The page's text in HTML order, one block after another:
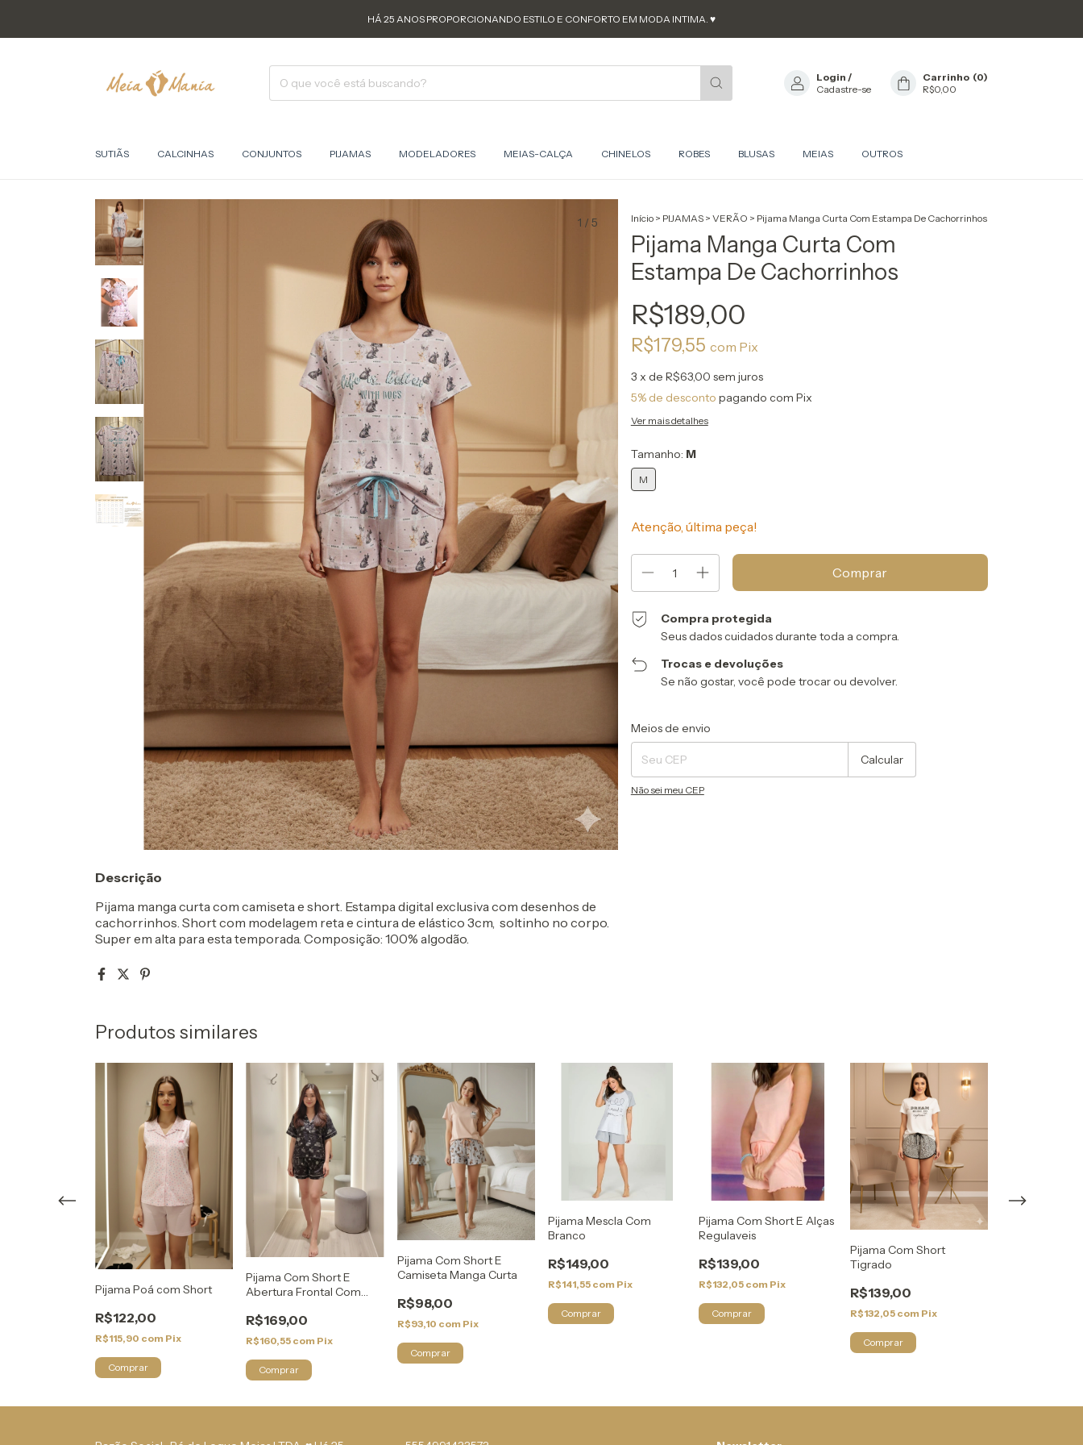
HÁ 25 ANOS PROPORCIONANDO ESTILO E CONFORTO EM MODA INTIMA. ♥
Login /
Cadastre-se
Carrinho (0)
R$0,00
SUTIÃS CALCINHAS CONJUNTOS PIJAMAS MODELADORES MEIAS-CALÇA CHINELOS ROBES BLUSAS MEIAS OUTROS
1 / 5 Início > PIJAMAS > VERÃO > Pijama Manga Curta Com Estampa De Cachorrinhos
Pijama Manga Curta Com
Estampa De Cachorrinhos
R$189,00
R$179,55 com Pix
3 x de R$63,00 sem juros
5% de desconto pagando com Pix
Ver mais detalhes
Tamanho: M
M
Atenção, última peça!
Compra protegida
Seus dados cuidados durante toda a compra.
Trocas e devoluções
Se não gostar, você pode trocar ou devolver.
Entregas para o CEP:
Meios de envio
Calcular
Não sei meu CEP
Descrição
Pijama manga curta com camiseta e short. Estampa digital exclusiva com desenhos de
cachorrinhos. Short com modelagem reta e cintura de elástico 3cm, soltinho no corpo.
Super em alta para esta temporada. Composição: 100% algodão.
Produtos similares
Pijama Poá com Short
R$122,00
R$115,90 com Pix
Comprar
Pijama Com Short E
Abertura Frontal Com
R$169,00
R$160,55 com Pix
Comprar
Pijama Com Short E
Camiseta Manga Curta
R$98,00
R$93,10 com Pix
Comprar
Pijama Mescla Com
Branco
R$149,00
R$141,55 com Pix
Comprar
Pijama Com Short E Alças
Regulaveis
R$139,00
R$132,05 com Pix
Comprar
Pijama Com Short
Tigrado
R$139,00
R$132,05 com Pix
Comprar